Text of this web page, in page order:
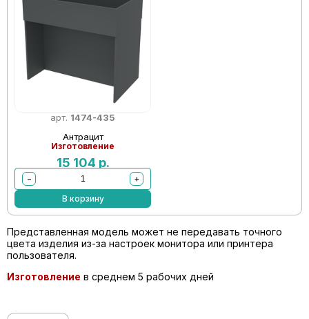
арт. 1474-435
Антрацит
Изготовление
15 104 р.
−
+
В корзину
Представленная модель может не передавать точного
цвета изделия из-за настроек монитора или принтера
пользователя.
Изготовление в среднем 5 рабочих дней